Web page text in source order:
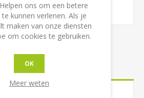
CONTACT US
ons om een betere
kunnen verlenen. Als je
maken van onze diensten
om cookies te gebruiken.
OK
Meer weten